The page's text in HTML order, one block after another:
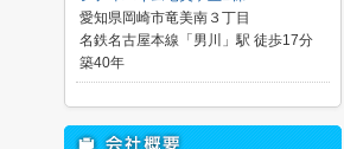
愛知県岡崎市竜美南３丁目
名鉄名古屋本線「男川」駅 徒歩17分
築40年